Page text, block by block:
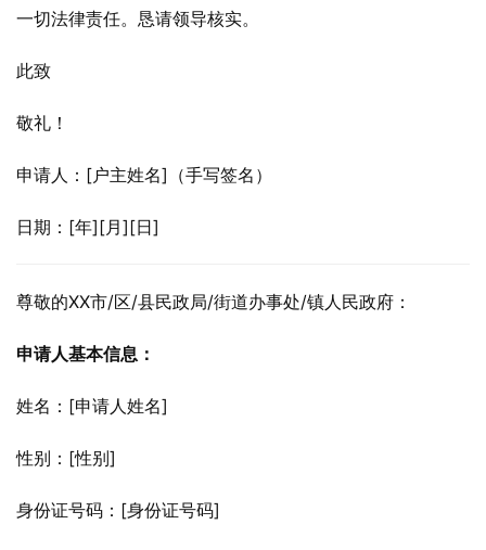
一切法律责任。恳请领导核实。
此致
敬礼！
申请人：[户主姓名]（手写签名）
日期：[年][月][日]
尊敬的XX市/区/县民政局/街道办事处/镇人民政府：
申请人基本信息：
姓名：[申请人姓名]
性别：[性别]
身份证号码：[身份证号码]